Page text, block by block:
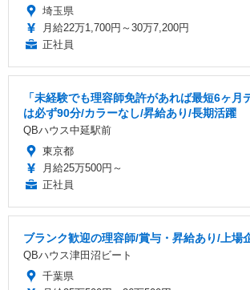
埼玉県
月給22万1,700円～30万7,200円
正社員
「未経験でも理容師免許があれば最短6ヶ月
は必ず90分/カラーなし/昇給あり/長期活躍
QBハウス中延駅前
東京都
月給25万500円～
正社員
ブランク歓迎の理容師/賞与・昇給あり/上場
QBハウス津田沼ビート
千葉県